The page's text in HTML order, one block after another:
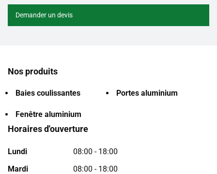
Demander un devis
Nos produits
Baies coulissantes Portes aluminium
Fenêtre aluminium
Horaires d'ouverture
Lundi
08:00 - 18:00
Mardi
08:00 - 18:00